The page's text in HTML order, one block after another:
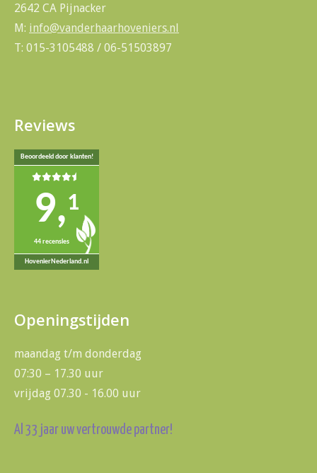
2642 CA Pijnacker
M: info@vanderhaarhoveniers.nl
T: 015-3105488 / 06-51503897
Reviews
Beoordeeld door klanten!
9,1
44 recensies
HovenierNederland.nl
Openingstijden
maandag t/m donderdag
07:30 – 17.30 uur
vrijdag 07.30 - 16.00 uur
Al 33 jaar uw vertrouwde partner!